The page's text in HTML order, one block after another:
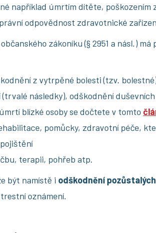
například úmrtím dítěte, poškozením
odpovědnost zdravotnické
zákoníku (§ 2951 a násl.)
z vytrpěné bolesti (tzv.
následky), odškodnění
blízké osoby se dočtete v tomto
pomůcky, zdravotní péče,
terapii, pohřeb atp.
být namístě i odškodnění pozůstalých
oznámení.